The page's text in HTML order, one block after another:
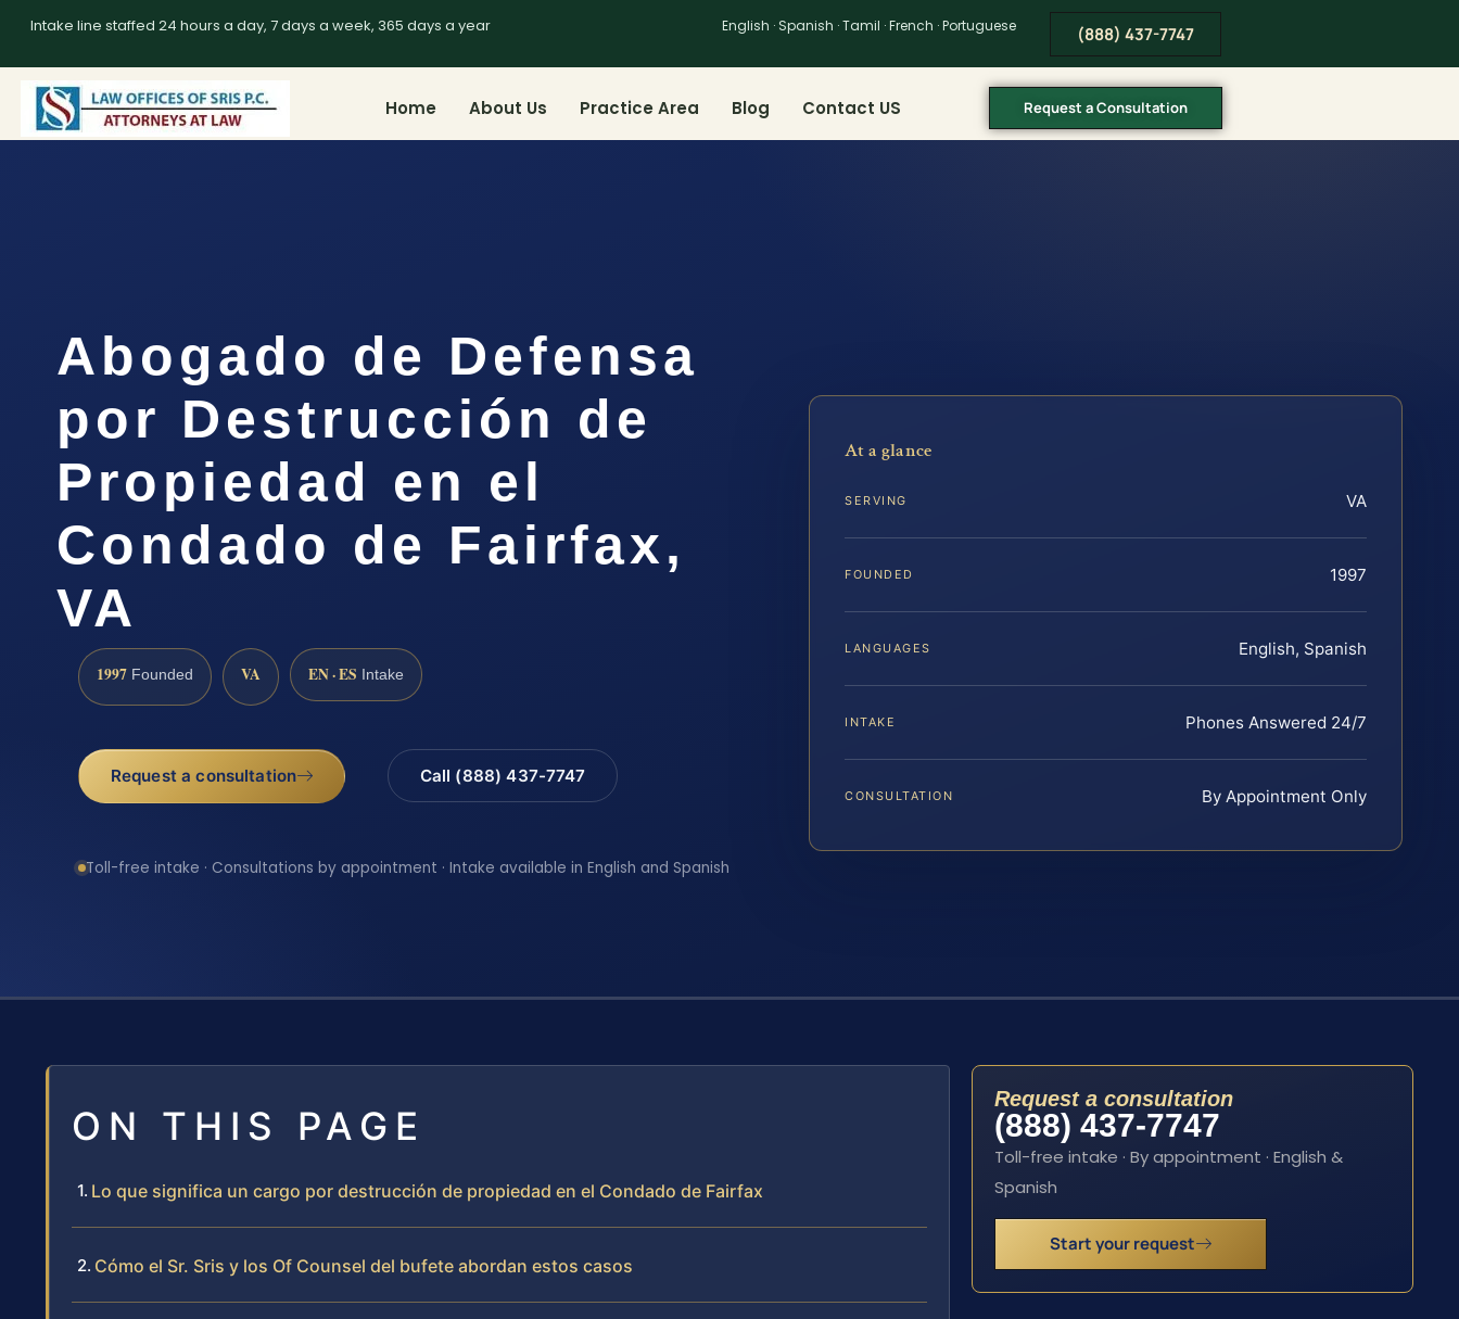
Intake line staffed 24 hours a day, 7 days a week, 365 days a year English · Spanish · Tamil · French · Portuguese (888) 437-7747
Home About Us Practice Area Blog Contact US Request a Consultation
Abogado de Defensa
por Destrucción de
Propiedad en el
Condado de Fairfax,
VA
1997 Founded VA EN · ES Intake
Request a consultation Call (888) 437-7747
Toll-free intake · Consultations by appointment · Intake available in English and Spanish
At a glance
SERVING VA
FOUNDED 1997
LANGUAGES English, Spanish
INTAKE Phones Answered 24/7
CONSULTATION By Appointment Only
ON THIS PAGE
Lo que significa un cargo por destrucción de propiedad en el Condado de Fairfax
Cómo el Sr. Sris y los Of Counsel del bufete abordan estos casos
Request a consultation
(888) 437-7747
Toll-free intake · By appointment · English &
Spanish
Start your request